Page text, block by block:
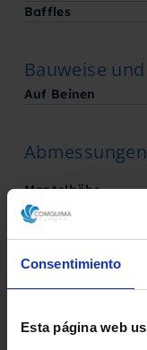
Consentimiento
Esta página web
Baffles
Bauweise
Auf Beinen
Abmessungen
Mantelhöhe
Zustand
Im Zustand
Hergestellt von